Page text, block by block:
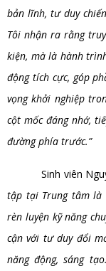
bản lĩnh, tư duy
Tôi nhận ra rằng
kiện, mà là hành
động tích cực, góp
vọng khởi nghiệp
cột mốc đáng nhớ,
đường phía trước.”
Sinh viên
tập tại Trung tâm là
rèn luyện kỹ năng
cận với tư duy đổi
năng động, sáng